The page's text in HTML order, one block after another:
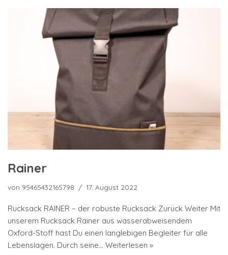
Rainer
von 95465432165798 17. August 2022
Rucksack RAINER – der robuste Rucksack Zurück Weiter Mit
unserem Rucksack Rainer aus wasserabweisendem
Oxford-Stoff hast Du einen langlebigen Begleiter für alle
Lebenslagen. Durch seine… Weiterlesen »